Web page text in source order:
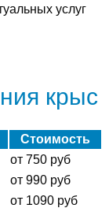
услуг
крыс
Стоимость
от 750 руб
от 990 руб
от 1090 руб